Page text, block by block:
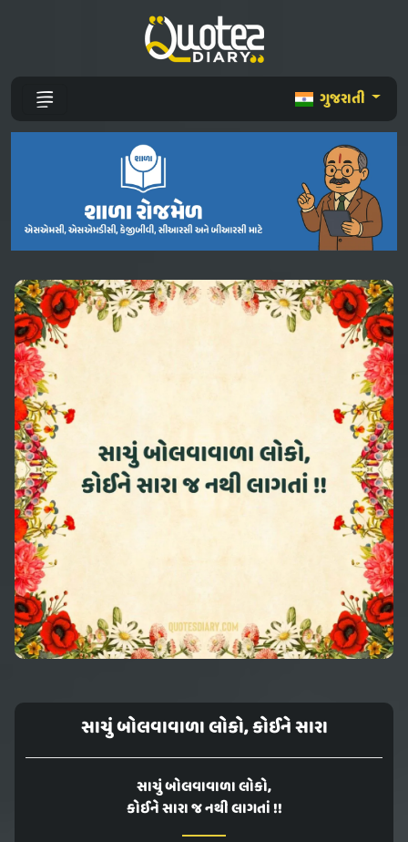
ગુજરાતી
સાચું બોલવાવાળા લોકો, કોઈને સારા
સાચું બોલવાવાળા લોકો,
કોઈને સારા જ નથી લાગતાં !!